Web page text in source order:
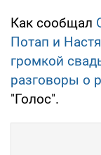
Как сообщал
Потап и
громкой
разговоры о
"Голос".